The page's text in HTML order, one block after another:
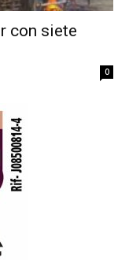
con siete
0